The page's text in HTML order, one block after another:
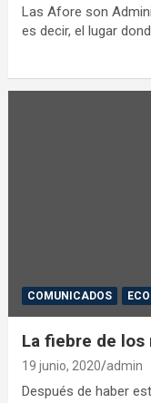
Las Afore son
es decir, el lugar
COMUNICADOS
La fiebre de
19 junio, 2020 admin
Después de haber